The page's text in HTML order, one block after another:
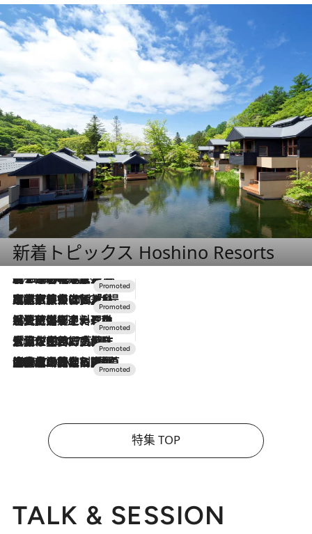
新着トピックス Hoshino Resorts
2026.8.7
【トンボの足水浴】ヒノキの香りに包まれて涼感マックス！約13℃の湧水かけ流しを避暑地「星野温泉 トンボの湯」で体験
2026.7.31
【ホテル帰省】という選択肢をOMOが提案。家族とほどよい距離を保つには「昼は実家、夜は気兼ねなくホテルで！」
2026.7.24
【夏限定ディナーコース】旬を迎える稚鮎や花ズッキーニなどをイタリア・トスカーナの郷土料理の手法で満喫！
2026.7.17
「土佐和ハーブかき氷」がOMO7高知に登場！生姜、山椒、大葉など目にも舌にも涼を呼ぶ郷土の味
2026.7.10
NEW OPEN！【界 草津】名湯の地に誕生。趣の異なる2種の温泉と上州ならではの会席・蕎麦割烹など美食を味わう究極の癒やし旅
特集 TOP
TALK & SESSION